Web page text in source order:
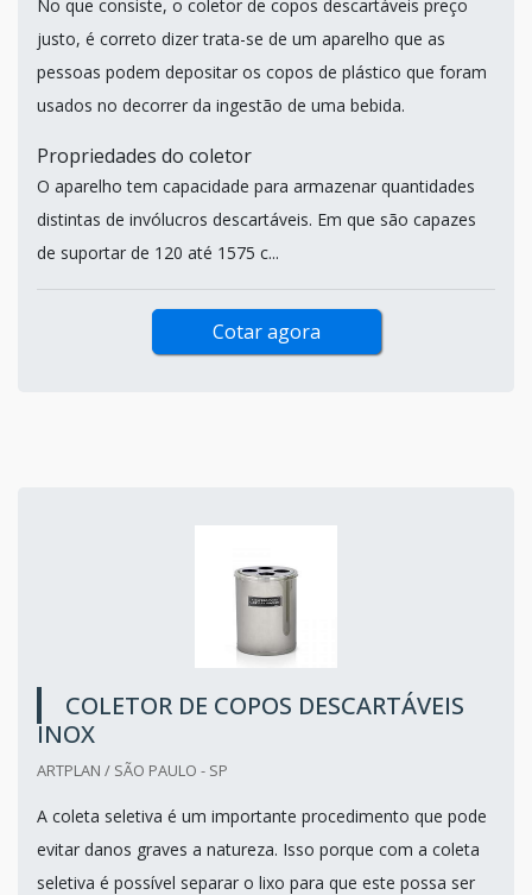
No que consiste, o coletor de copos descartáveis preço
justo, é correto dizer trata-se de um aparelho que as
pessoas podem depositar os copos de plástico que foram
usados no decorrer da ingestão de uma bebida.
Propriedades do coletor
O aparelho tem capacidade para armazenar quantidades
distintas de invólucros descartáveis. Em que são capazes
de suportar de 120 até 1575 c...
Cotar agora
COLETOR DE COPOS DESCARTÁVEIS
INOX
ARTPLAN / SÃO PAULO - SP
A coleta seletiva é um importante procedimento que pode
evitar danos graves a natureza. Isso porque com a coleta
seletiva é possível separar o lixo para que este possa ser